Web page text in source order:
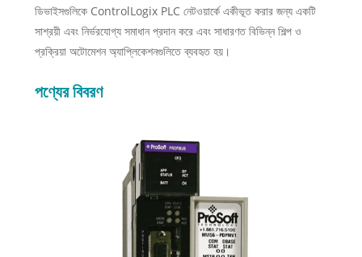
ডিভাইসগুলিকে ControlLogix PLC নেটওয়ার্কে একীভূত করার জন্য একটি
সাশ্রয়ী এবং নির্ভরযোগ্য সমাধান প্রদান করে এবং সাধারণত বিভিন্ন শিল্প ও
প্রক্রিয়া অটোমেশন অ্যাপ্লিকেশনগুলিতে ব্যবহৃত হয়।
পণ্যের বিবরণ